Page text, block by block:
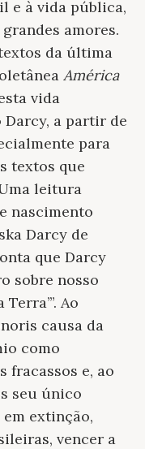
e à vida pública,
amores.
da última
América
vida
a partir de
para
textos que
leitura
nascimento
Darcy de
que Darcy
sobre nosso
Ao
causa da
como
fracassos e, ao
seu único
extinção,
vencer a